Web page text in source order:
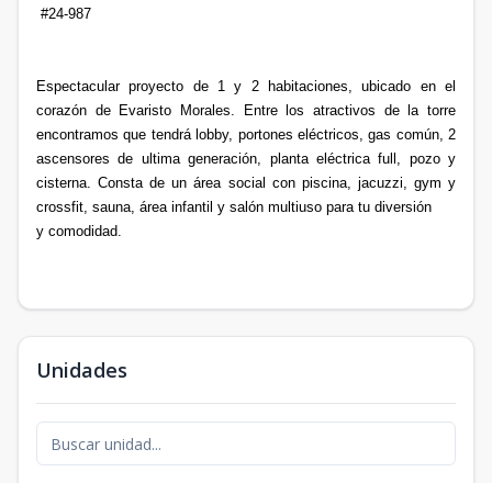
#24-987
Espectacular proyecto de 1 y 2 habitaciones, ubicado en el
corazón de Evaristo Morales. Entre los atractivos de la torre
encontramos que tendrá lobby, portones eléctricos, gas común, 2
ascensores de ultima generación, planta eléctrica full, pozo y
cisterna. Consta de un área social con piscina, jacuzzi, gym y
crossfit, sauna, área infantil y salón multiuso para tu diversión
y comodidad.
Unidades